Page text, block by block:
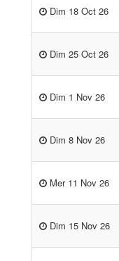
Dim 18 Oct 26
Dim 25 Oct 26
Dim 1 Nov 26
Dim 8 Nov 26
Mer 11 Nov 26
Dim 15 Nov 26